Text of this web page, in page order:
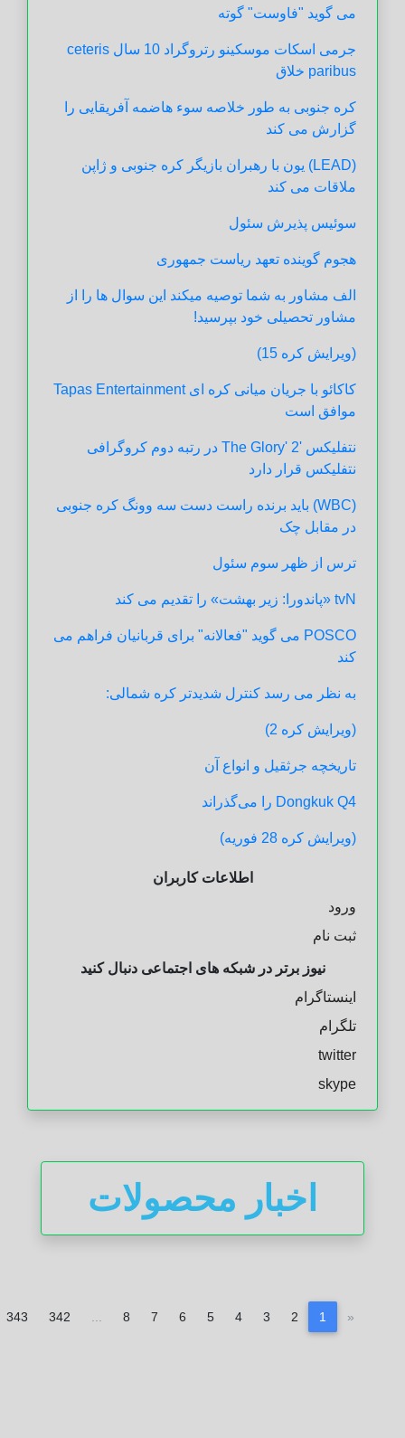
می گوید "فاوست" گوته
جرمی اسکات موسکینو رتروگراد 10 سال ceteris
paribus خلاق
کره جنوبی به طور خلاصه سوء هاضمه آفریقایی را
گزارش می کند
(LEAD) یون با رهبران بازیگر کره جنوبی و ژاپن
ملاقات می کند
سوئیس پذیرش سئول
هجوم گوینده تعهد ریاست جمهوری
الف مشاور به شما توصیه میکند این سوال ها را از
مشاور تحصیلی خود بپرسید!
(ویرایش کره 15)
کاکائو با جریان میانی کره ای Tapas Entertainment
موافق است
نتفلیکس 'The Glory' 2 در رتبه دوم کروگرافی
نتفلیکس قرار دارد
(WBC) باید برنده راست دست سه وونگ کره جنوبی
در مقابل چک
ترس از ظهر سوم سئول
POSCO می گوید "فعالانه" برای قربانیان فراهم می
به نظر می رسد کنترل شدیدتر کره شمالی:
(ویرایش کره 2)
تاریخچه جرثقیل و انواع آن
Dongkuk Q4 را می‌گذراند
(ویرایش کره 28 فوریه)
اطلاعات کاربران
ثبت نام
نیوز برتر در شبکه های اجتماعی دنبال کنید
اینستاگرام
تلگرام
twitter
skype
اخبار محصولات
1
3
4
5
6
7
8
...
343
»